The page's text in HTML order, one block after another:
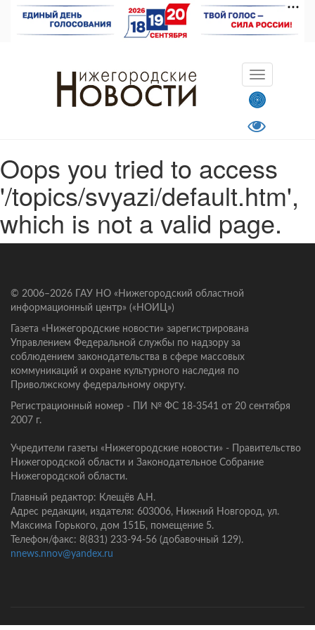
Oops you tried to access
'/topics/svyazi/default.htm',
which is not a valid page.
© 2006–2026 ГАУ НО «Нижегородский областной
информационный центр» («НОИЦ»)
Газета «Нижегородские новости» зарегистрирована
Управлением Федеральной службы по надзору за
соблюдением законодательства в сфере массовых
коммуникаций и охране культурного наследия по
Приволжскому федеральному округу.
Регистрационный номер - ПИ № ФС 18-3541 от 20 сентября
2007 г.
Учредители газеты «Нижегородские новости» - Правительство
Нижегородской области и Законодательное Собрание
Нижегородской области.
Главный редактор: Клещёв А.Н.
Адрес редакции, издателя: 603006, Нижний Новгород, ул.
Максима Горького, дом 151Б, помещение 5.
Телефон/факс: 8(831) 233-94-56 (добавочный 129).
nnews.nnov@yandex.ru